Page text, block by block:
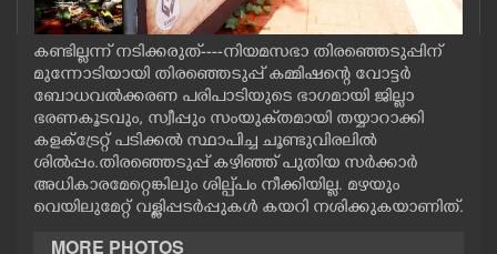
LIFESTYLE
SPIRITUAL
INFO+
കണ്ടില്ലന്ന് നടിക്കരുത്----നിയമസഭാ തിരഞ്ഞെടുപ്പിന്
മുന്നോടിയായി തിരഞ്ഞെടുപ്പ് കമ്മിഷന്റെ വോട്ടർ
ബോധവൽക്കരണ പരിപാടിയുടെ ഭാഗമായി ജില്ലാ
ഭരണകൂടവും, സ്വീപ്പും സംയുക്‌തമായി തയ്യാറാക്കി
കളക്ട്രേറ്റ് പടിക്കൽ സ്ഥാപിച്ച ചൂണ്ടുവിരലിൽ
ശിൽപ്പം.തിരഞ്ഞെടുപ്പ് കഴിഞ്ഞ് പുതിയ സർക്കാർ
അധികാരമേറ്റെങ്കിലും ശില്പ്പം നീക്കിയില്ല. മഴയും
വെയിലുമേറ്റ് വള്ളിപ്പടർപ്പുകൾ കയറി നശിക്കുകയാണിത്.
MORE PHOTOS